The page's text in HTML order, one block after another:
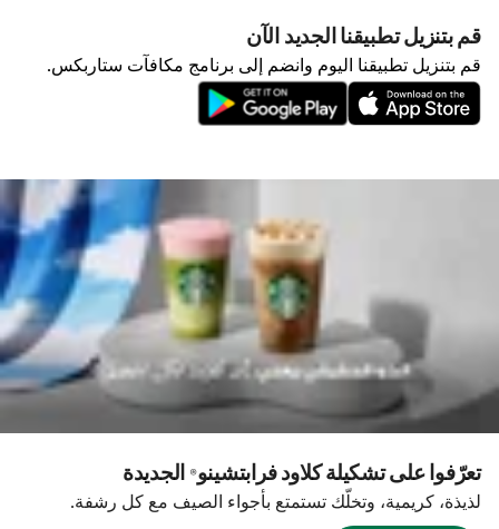
قم بتنزيل تطبيقنا الجديد الآن
قم بتنزيل تطبيقنا اليوم وانضم إلى برنامج مكافآت ستاربكس.
تعرّفوا على تشكيلة كلاود فرابتشينو® الجديدة
لذيذة، كريمية، وتخلّك تستمتع بأجواء الصيف مع كل رشفة.